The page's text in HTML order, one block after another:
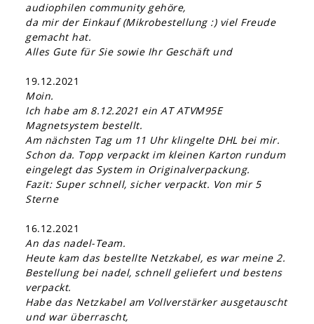
audiophilen community gehöre,
da mir der Einkauf (Mikrobestellung :) viel Freude
gemacht hat.
Alles Gute für Sie sowie Ihr Geschäft und
19.12.2021
Moin.
Ich habe am 8.12.2021 ein AT ATVM95E
Magnetsystem bestellt.
Am nächsten Tag um 11 Uhr klingelte DHL bei mir.
Schon da. Topp verpackt im kleinen Karton rundum
eingelegt das System in Originalverpackung.
Fazit: Super schnell, sicher verpackt. Von mir 5
Sterne
16.12.2021
An das nadel-Team.
Heute kam das bestellte Netzkabel, es war meine 2.
Bestellung bei nadel, schnell geliefert und bestens
verpackt.
Habe das Netzkabel am Vollverstärker ausgetauscht
und war überrascht,